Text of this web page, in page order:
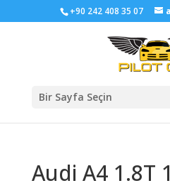
+90 242 408 35 07
Bir Sayfa Seçin
Audi A4 1.8T